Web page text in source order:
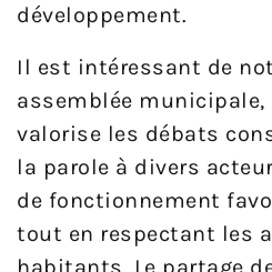
développement.
Il est intéressant de
assemblée municipale,
valorise les débats
la parole à divers
de fonctionnement
tout en respectant les
habitants. Le partage